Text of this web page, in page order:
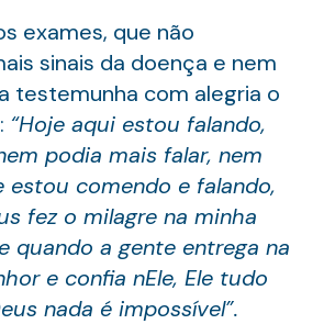
exames, que não
sinais da doença e nem
testemunha com alegria o
“Hoje aqui estou falando,
podia mais falar, nem
estou comendo e falando,
fez o milagre na minha
quando a gente entrega na
e confia nEle, Ele tudo
nada é impossível”.